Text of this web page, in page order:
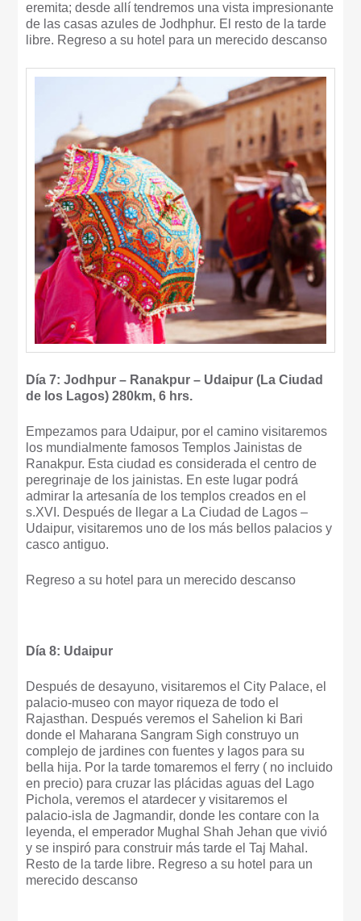
eremita; desde allí tendremos una vista impresionante
de las casas azules de Jodhphur. El resto de la tarde
libre. Regreso a su hotel para un merecido descanso
Día 7: Jodhpur – Ranakpur – Udaipur (La Ciudad
de los Lagos) 280km, 6 hrs.
Empezamos para Udaipur, por el camino visitaremos
los mundialmente famosos Templos Jainistas de
Ranakpur. Esta ciudad es considerada el centro de
peregrinaje de los jainistas. En este lugar podrá
admirar la artesanía de los templos creados en el
s.XVI. Después de llegar a La Ciudad de Lagos –
Udaipur, visitaremos uno de los más bellos palacios y
casco antiguo.
Regreso a su hotel para un merecido descanso
Día 8: Udaipur
Después de desayuno, visitaremos el City Palace, el
palacio-museo con mayor riqueza de todo el
Rajasthan. Después veremos el Sahelion ki Bari
donde el Maharana Sangram Sigh construyo un
complejo de jardines con fuentes y lagos para su
bella hija. Por la tarde tomaremos el ferry ( no incluido
en precio) para cruzar las plácidas aguas del Lago
Pichola, veremos el atardecer y visitaremos el
palacio-isla de Jagmandir, donde les contare con la
leyenda, el emperador Mughal Shah Jehan que vivió
y se inspiró para construir más tarde el Taj Mahal.
Resto de la tarde libre. Regreso a su hotel para un
merecido descanso